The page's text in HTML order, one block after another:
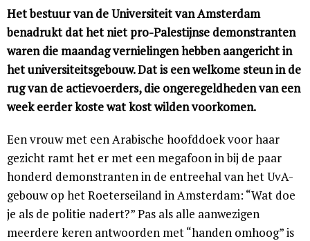
Het bestuur van de Universiteit van Amsterdam
benadrukt dat het niet pro-Palestijnse demonstranten
waren die maandag vernielingen hebben aangericht in
het universiteitsgebouw. Dat is een welkome steun in de
rug van de actievoerders, die ongeregeldheden van een
week eerder koste wat kost wilden voorkomen.
Een vrouw met een Arabische hoofddoek voor haar
gezicht ramt het er met een megafoon in bij de paar
honderd demonstranten in de entreehal van het UvA-
gebouw op het Roeterseiland in Amsterdam: “Wat doe
je als de politie nadert?” Pas als alle aanwezigen
meerdere keren antwoorden met “handen omhoog” is